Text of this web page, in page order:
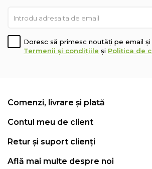
Doresc să primesc noutăți pe email
Termenii și condițiile și Politica de
Comenzi, livrare și plată
Contul meu de client
Retur și suport clienți
Află mai multe despre noi